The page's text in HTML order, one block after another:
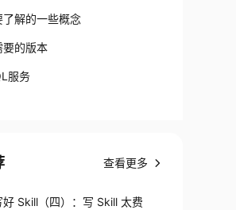
解的一些概念
要的版本
服务
查看更多
好 Skill（四）：写 Skill 太费